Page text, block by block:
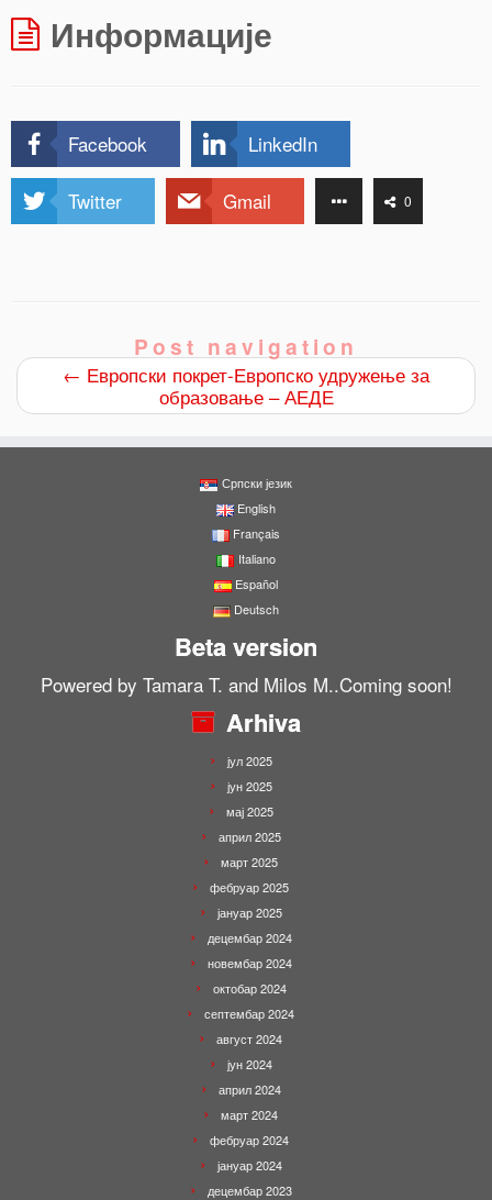
Информације
Facebook LinkedIn
Twitter Gmail 0
Post navigation
← Европски покрет-Европско удружење за
образовање – АЕДЕ
Српски језик
English
Français
Italiano
Español
Deutsch
Beta version
Powered by Tamara T. and Milos M..Coming soon!
Arhiva
јул 2025
јун 2025
мај 2025
април 2025
март 2025
фебруар 2025
јануар 2025
децембар 2024
новембар 2024
октобар 2024
септембар 2024
август 2024
јун 2024
април 2024
март 2024
фебруар 2024
јануар 2024
децембар 2023
Shares